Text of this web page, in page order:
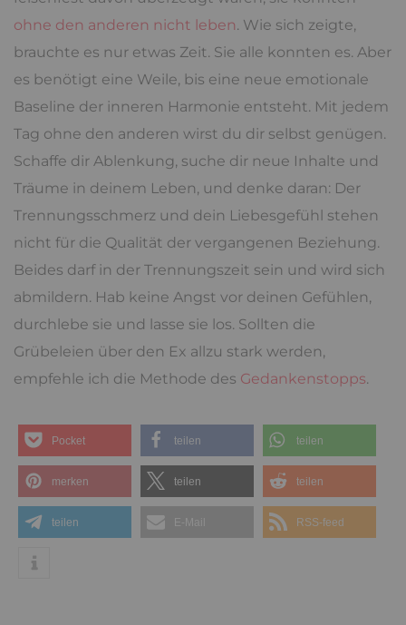
ohne den anderen nicht leben. Wie sich zeigte,
brauchte es nur etwas Zeit. Sie alle konnten es. Aber
es benötigt eine Weile, bis eine neue emotionale
Baseline der inneren Harmonie entsteht. Mit jedem
Tag ohne den anderen wirst du dir selbst genügen.
Schaffe dir Ablenkung, suche dir neue Inhalte und
Träume in deinem Leben, und denke daran: Der
Trennungsschmerz und dein Liebesgefühl stehen
nicht für die Qualität der vergangenen Beziehung.
Beides darf in der Trennungszeit sein und wird sich
abmildern. Hab keine Angst vor deinen Gefühlen,
durchlebe sie und lasse sie los. Sollten die
Grübeleien über den Ex allzu stark werden,
empfehle ich die Methode des Gedankenstopps.
Pocket teilen teilen
merken teilen teilen
teilen E-Mail RSS-feed